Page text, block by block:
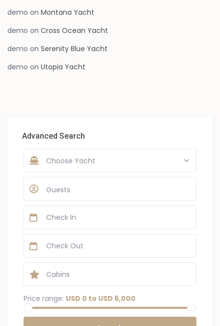
demo onMontana Yacht
demo onCross Ocean Yacht
demo onSerenity Blue Yacht
demo onUtopia Yacht
Advanced Search
Choose Yacht
Guests
Price range: USD 0 to USD 6,000